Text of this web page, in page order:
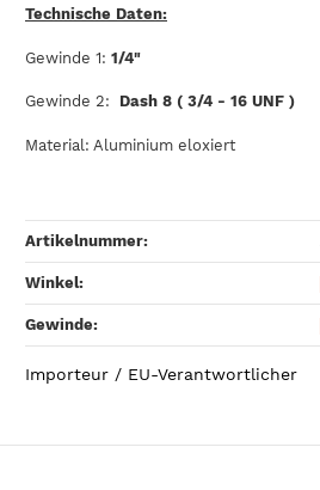
Technische Daten:
Gewinde 1: 1/4"
Gewinde 2: Dash 8 ( 3/4 - 16 UNF )
Material: Aluminium eloxiert
Artikelnummer:
Winkel‍:
Gewinde‍:
Importeur / EU-Verantwortlicher